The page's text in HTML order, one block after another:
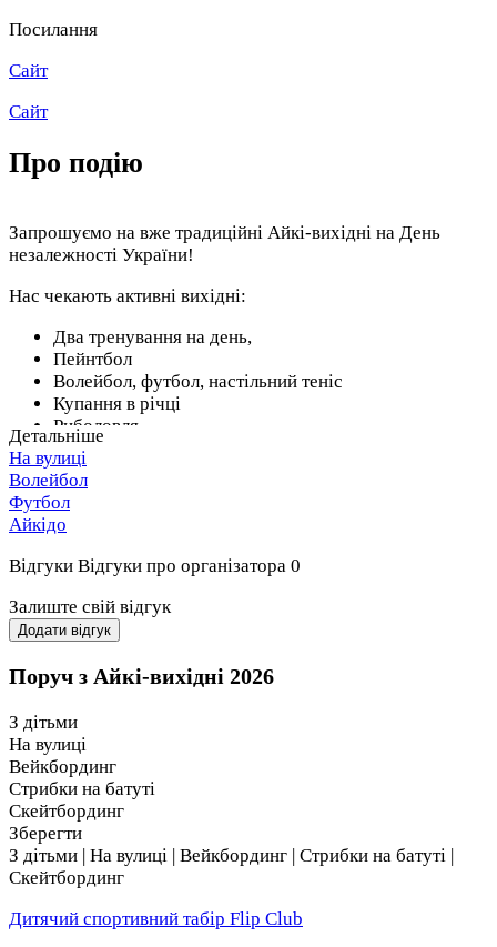
Посилання
Сайт
Сайт
Про подію
Запрошуємо на вже традиційні Айкі-вихідні на День
незалежності України!
Нас чекають активні вихідні:
Два тренування на день,
Пейнтбол
Волейбол, футбол, настільний теніс
Купання в річці
Риболовля
Сауна/чан (дод.плата)
І звісно душевні посиденьки!
Ви можете поїхати разом з дружиною/чоловіком/другом!
будемо на власних авто, в кого немає – підсадимо до
когось в машину.
Цього року знову їдемо на базу Sport Village, яка
можете подивитись фото з минулих Айкі-вихідних на
У вартість 8000 грн/люд включено:
проживання, триразове харчування
пейнтбол
тренування 2 рази/день.
Додаткові витрати: смаколики, алкогольні напої, баня,
молодильний чан, бензин для авто.
Всі питання за тел. 099-271-92-02
Детальніше
На вулиці
Волейбол
Футбол
Айкідо
Відгуки Відгуки про організатора 0
Залиште свій відгук
Додати відгук
Поруч з Айкі-вихідні 2026
З дітьми
На вулиці
Вейкбординг
Стрибки на батуті
Скейтбординг
Зберегти
З дітьми | На вулиці | Вейкбординг | Стрибки на батуті |
Скейтбординг
Дитячий спортивний табір Flip Club